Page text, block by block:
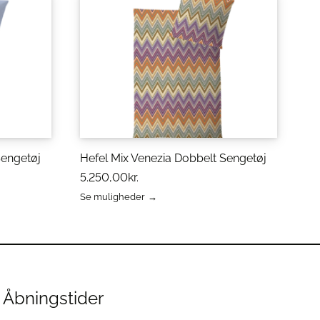
Hefel Mix Venezia Dobbelt Sengetøj
5.250,00kr.
Se muligheder
flere
kan
vælges
Åbningstider